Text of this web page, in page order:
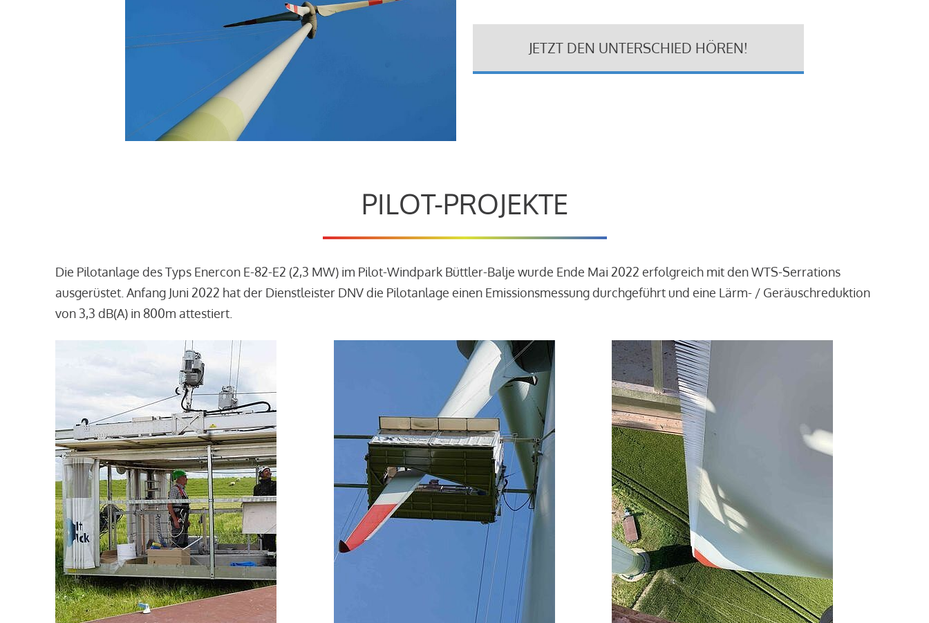
JETZT DEN UNTERSCHIED HÖREN!
PILOT-PROJEKTE
Die Pilotanlage des Typs Enercon E-82-E2 (2,3 MW) im Pilot-Windpark Büttler-Balje wurde Ende Mai 2022 erfolgreich mit den WTS-Serrations
ausgerüstet. Anfang Juni 2022 hat der Dienstleister DNV die Pilotanlage einen Emissionsmessung durchgeführt und eine Lärm- / Geräuschreduktion
von 3,3 dB(A) in 800m attestiert.